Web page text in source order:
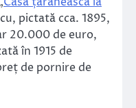
pictată cca. 1895,
20.000 de euro,
în 1915 de
de pornire de